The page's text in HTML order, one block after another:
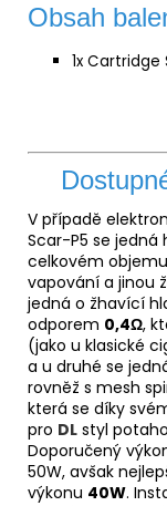
Obsah
1x Cartridge
V případě
Scar-P5 se jedná
celkovém objemu
vapování a jinou
jedná o žhavící
odporem 0,4Ω,
(jako u klasické
a u druhé se
rovněž s mesh
která se díky
pro DL styl
Doporučený
50W, avšak
výkonu 40W.